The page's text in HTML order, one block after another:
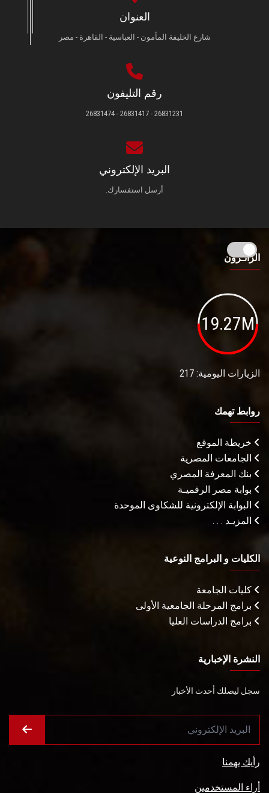
العنوان
شارع الخليفة المأمون - العباسية - القاهرة - مصر
رقم التليفون
26831231 - 26831417 - 26831474
البريد الإلكتروني
أرسل استفسارك.
الزائـرون
19.27M
الزيارات اليومية: 217
روابط تهمك
خريطة الموقع
الجامعات المصرية
بنك المعرفة المصري
بوابة مصر الرقميـة
البوابة الإلكترونية للشكاوى الموحدة
المزيـد . . .
الكليات و البرامج النوعية
كليات الجامعة
برامج المرحلة الجامعية الأولى
برامج الدراسات العليا
النشرة الإخبارية
سجل ليصلك أحدث الأخبار
رأيك يهمنا
أراء المستخدمين